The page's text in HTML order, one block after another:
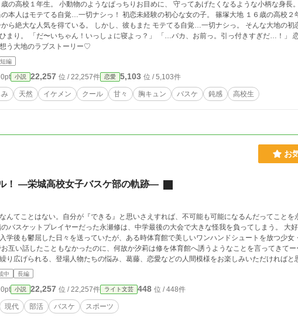
に、 守ってあげたくなるような小柄な身長。 その容姿が、男心を
切ナシっ！ 初恋未経験の初心な女の子。 篠塚大地 １６歳の高校２年生。 長身イケメン、
し、彼もまた モテてる自覚…一切ナシっ。 そんな大地の初恋は、 隣の家に住む幼
きすぎだ…！」 恋に超鈍感なひまりと、
う大地のラブストーリー♡
短編
0pt 小説 22,257 位 / 22,257件 恋愛 5,103 位 / 5,103件
天然 イケメン クール 甘々 胸キュン バスケ 鈍感 高校生
お
！ ―栄城高校女子バスケ部の軌跡―
なんてことはない。自分が『できる』と思いさえすれば、不可能も可能になるんだってことを
学後も鬱屈した日々を送っていたが、ある時体育館で美しいワンハンドシュートを放つ少女
い話したこともなかったのに、何故か汐莉は修を体育館へ誘うようなことを言ってきてーー？ 高校女子バス
り広げられる、登場人物たちの悩み、葛藤、恋愛などの人間模様をお楽しみいただければと
中 長編
0pt 小説 22,257 位 / 22,257件 ライト文芸 448 位 / 448件
現代 部活 バスケ スポーツ